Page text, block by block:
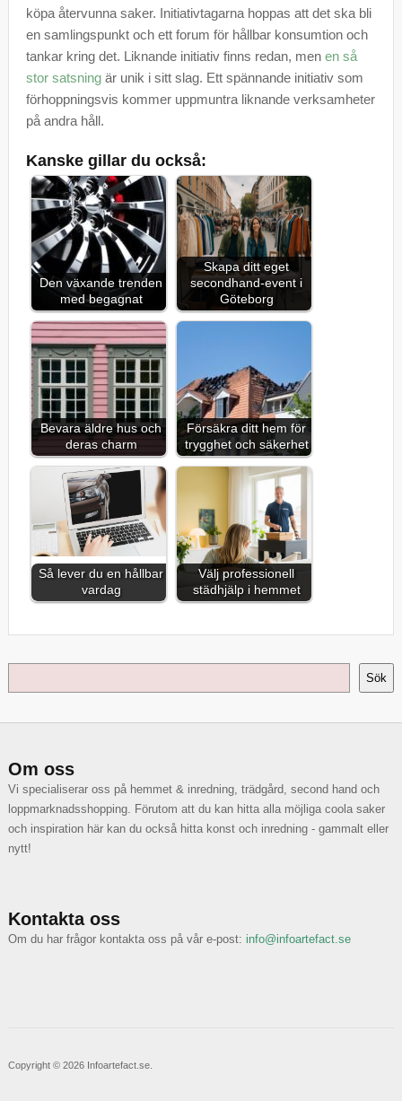
köpa återvunna saker. Initiativtagarna hoppas att det ska bli
en samlingspunkt och ett forum för hållbar konsumtion och
tankar kring det. Liknande initiativ finns redan, men en så
stor satsningär unik i sitt slag. Ett spännande initiativ som
förhoppningsvis kommer uppmuntra liknande verksamheter
på andra håll.
Kanske gillar du också:
Den växande trenden
med begagnat
Skapa ditt eget
secondhand-event i
Göteborg
Bevara äldre hus och
deras charm
Försäkra ditt hem för
trygghet och säkerhet
Så lever du en hållbar
vardag
Välj professionell
städhjälp i hemmet
Sök
Om oss
Vi specialiserar oss på hemmet & inredning, trädgård, second hand och
loppmarknadsshopping. Förutom att du kan hitta alla möjliga coola saker
och inspiration här kan du också hitta konst och inredning - gammalt eller
nytt!
Kontakta oss
Om du har frågor kontakta oss på vår e-post: info@infoartefact.se
Copyright © 2026 Infoartefact.se.